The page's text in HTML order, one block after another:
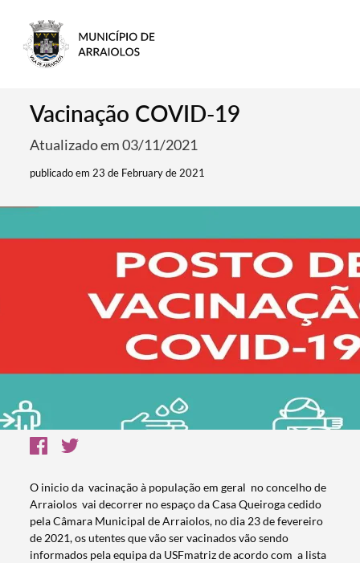
Vacinação COVID-19
Atualizado em 03/11/2021
publicado em 23 de February de 2021
O inicio da vacinação à população em geral no concelho de
Arraiolos vai decorrer no espaço da Casa Queiroga cedido
pela Câmara Municipal de Arraiolos, no dia 23 de fevereiro
de 2021, os utentes que vão ser vacinados vão sendo
informados pela equipa da USFmatriz de acordo com a lista